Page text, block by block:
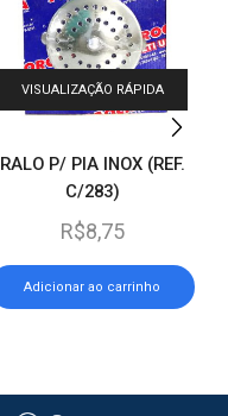
VISUALIZAÇÃO RÁPIDA
RALO P/ PIA INOX (REF.
C/283)
R$8,75
Adicionar ao carrinho